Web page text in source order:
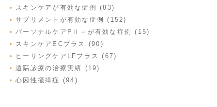
スキンケアが有効な症例 (83)
サプリメントが有効な症例 (152)
パーソナルケアPⅡ＋が有効な症例 (15)
スキンケアECプラス (90)
ヒーリングケアLFプラス (67)
遠隔診療の治療実績 (19)
心因性掻痒症 (94)